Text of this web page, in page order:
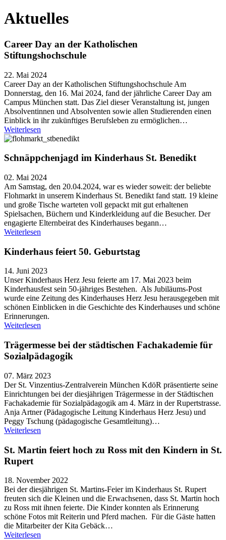
Aktuelles
Career Day an der Katholischen
Stiftungshochschule
22. Mai 2024
Career Day an der Katholischen Stiftungshochschule Am
Donnerstag, den 16. Mai 2024, fand der jährliche Career Day am
Campus München statt. Das Ziel dieser Veranstaltung ist, jungen
Absolventinnen und Absolventen sowie allen Studierenden einen
Einblick in ihr zukünftiges Berufsleben zu ermöglichen…
Weiterlesen
Schnäppchenjagd im Kinderhaus St. Benedikt
02. Mai 2024
Am Samstag, den 20.04.2024, war es wieder soweit: der beliebte
Flohmarkt in unserem Kinderhaus St. Benedikt fand statt. 19 kleine
und große Tische warteten voll gepackt mit gut erhaltenen
Spielsachen, Büchern und Kinderkleidung auf die Besucher. Der
engagierte Elternbeirat des Kinderhauses begann…
Weiterlesen
Kinderhaus feiert 50. Geburtstag
14. Juni 2023
Unser Kinderhaus Herz Jesu feierte am 17. Mai 2023 beim
Kinderhausfest sein 50-jähriges Bestehen. Als Jubiläums-Post
wurde eine Zeitung des Kinderhauses Herz Jesu herausgegeben mit
schönen Einblicken in die Geschichte des Kinderhauses und schöne
Erinnerungen.
Weiterlesen
Trägermesse bei der städtischen Fachakademie für
Sozialpädagogik
07. März 2023
Der St. Vinzentius-Zentralverein München KdöR präsentierte seine
Einrichtungen bei der diesjährigen Trägermesse in der Städtischen
Fachakademie für Sozialpädagogik am 4. März in der Rupertstrasse.
Anja Artner (Pädagogische Leitung Kinderhaus Herz Jesu) und
Peggy Tschung (pädagogische Gesamtleitung)…
Weiterlesen
St. Martin feiert hoch zu Ross mit den Kindern in St.
Rupert
18. November 2022
Bei der diesjährigen St. Martins-Feier im Kinderhaus St. Rupert
freuten sich die Kleinen und die Erwachsenen, dass St. Martin hoch
zu Ross mit ihnen feierte. Die Kinder konnten als Erinnerung
schöne Fotos mit Reiterin und Pferd machen. Für die Gäste hatten
die Mitarbeiter der Kita Gebäck…
Weiterlesen